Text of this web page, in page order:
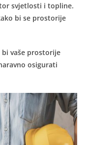
svjetlosti i topline.
bi se prostorije
vaše prostorije
osigurati